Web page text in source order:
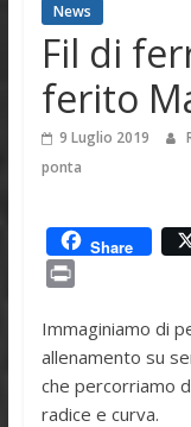
News
Fil di
ferito
9 Luglio 2019
ponta
Share
i
n
t
Immaginiamo di
allenamento su
che percorriamo
radice e curva.